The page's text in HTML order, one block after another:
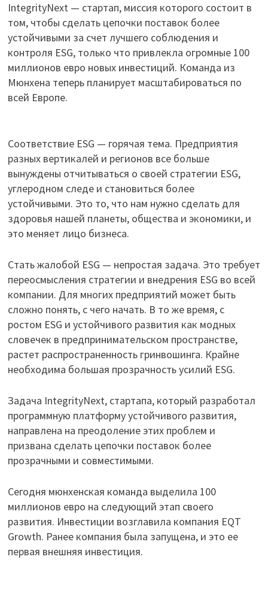
IntegrityNext — стартап, миссия которого состоит в
том, чтобы сделать цепочки поставок более
устойчивыми за счет лучшего соблюдения и
контроля ESG, только что привлекла огромные 100
миллионов евро новых инвестиций. Команда из
Мюнхена теперь планирует масштабироваться по
всей Европе.
Соответствие ESG — горячая тема. Предприятия
разных вертикалей и регионов все больше
вынуждены отчитываться о своей стратегии ESG,
углеродном следе и становиться более
устойчивыми. Это то, что нам нужно сделать для
здоровья нашей планеты, общества и экономики, и
это меняет лицо бизнеса.
Стать жалобой ESG — непростая задача. Это требует
переосмысления стратегии и внедрения ESG во всей
компании. Для многих предприятий может быть
сложно понять, с чего начать. В то же время, с
ростом ESG и устойчивого развития как модных
словечек в предпринимательском пространстве,
растет распространенность гринвошинга. Крайне
необходима большая прозрачность усилий ESG.
Задача IntegrityNext, стартапа, который разработал
программную платформу устойчивого развития,
направлена на преодоление этих проблем и
призвана сделать цепочки поставок более
прозрачными и совместимыми.
Сегодня мюнхенская команда выделила 100
миллионов евро на следующий этап своего
развития. Инвестиции возглавила компания EQT
Growth. Ранее компания была запущена, и это ее
первая внешняя инвестиция.